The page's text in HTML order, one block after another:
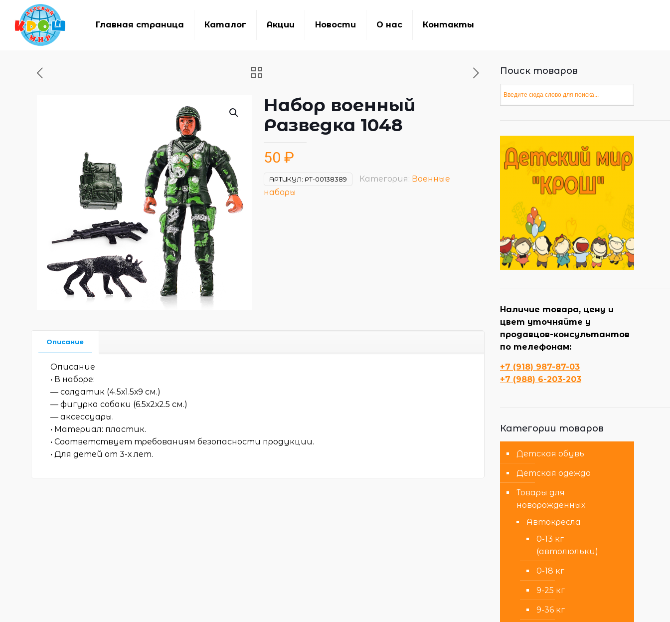
Главная страница Каталог Акции Новости О нас Контакты
Набор военный
Разведка 1048
50 ₽
АРТИКУЛ: РТ-00138389 Категория: Военные
наборы
Описание
Описание
• В наборе:
— солдатик (4.5х1.5х9 см.)
— фигурка собаки (6.5х2х2.5 см.)
— аксессуары.
• Материал: пластик.
• Соответствует требованиям безопасности продукции.
• Для детей от 3-х лет.
Поиск товаров
Наличие товара, цену и
цвет уточняйте у
продавцов-консультантов
по телефонам:
+7 (918) 987-87-03
+7 (988) 6-203-203
Категории товаров
Детская обувь
Детская одежда
Товары для
новорожденных
Автокресла
0-13 кг
(автолюльки)
0-18 кг
9-25 кг
9-36 кг